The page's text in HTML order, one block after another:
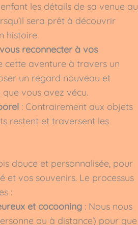
les détails de sa venue au
sera prêt à découvrir
histoire.
reconnecter à vos
cette aventure à travers un
un regard nouveau et
vous avez vécu.
: Contrairement aux objets
restent et traversent les
douce et personnalisée, pour
et vos souvenirs. Le processus
:
et cocooning : Nous nous
ou à distance) pour que